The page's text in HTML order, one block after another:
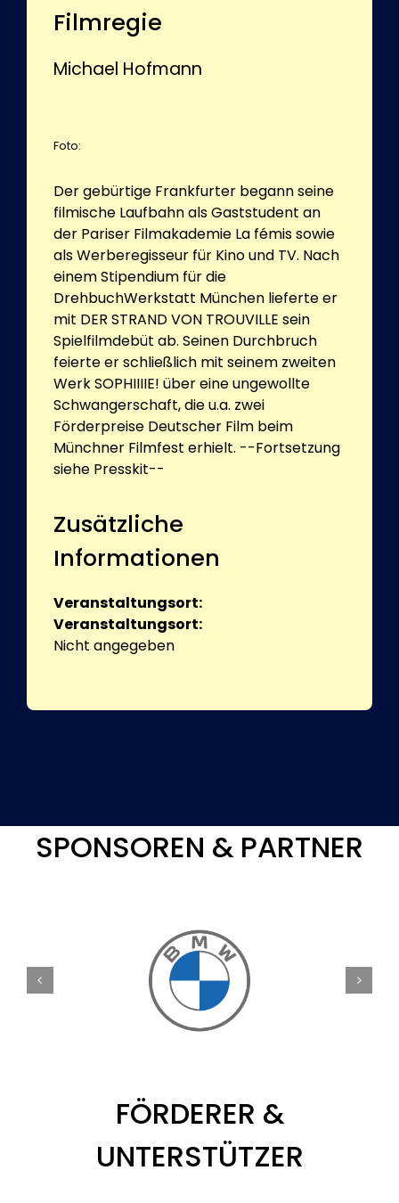
Filmregie
Michael Hofmann
Foto:
Der gebürtige Frankfurter begann seine
filmische Laufbahn als Gaststudent an
der Pariser Filmakademie La fémis sowie
als Werberegisseur für Kino und TV. Nach
einem Stipendium für die
DrehbuchWerkstatt München lieferte er
mit DER STRAND VON TROUVILLE sein
Spielfilmdebüt ab. Seinen Durchbruch
feierte er schließlich mit seinem zweiten
Werk SOPHIIIIE! über eine ungewollte
Schwangerschaft, die u.a. zwei
Förderpreise Deutscher Film beim
Münchner Filmfest erhielt. --Fortsetzung
siehe Presskit--
Zusätzliche
Informationen
Veranstaltungsort:
Veranstaltungsort:
Nicht angegeben
SPONSOREN & PARTNER
FÖRDERER &
UNTERSTÜTZER